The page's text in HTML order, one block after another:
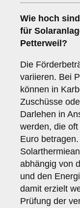
Wie hoch
für
Petterweil?
Die
variieren. Bei
können in
Zuschüsse
Darlehen in
werden, die
Euro
abhängig von
und den
damit erzielt
Prüfung der